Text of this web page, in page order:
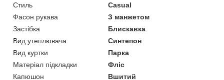
Стиль
Casual
Фасон рукава
З манжетом
Застібка
Блискавка
Вид утеплювача
Синтепон
Вид куртки
Парка
Матеріал підкладки
Фліс
Капюшон
Вшитий